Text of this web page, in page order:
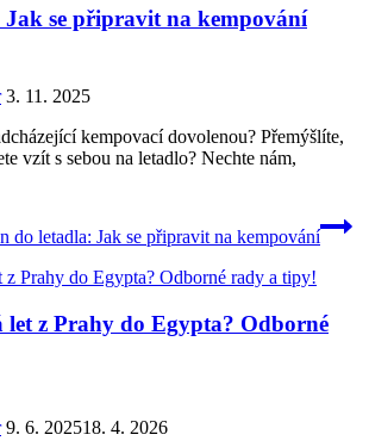
Jak se připravit na kempování
3. 11. 2025
kempovací dovolenou? Přemýšlíte,
vzít s sebou na letadlo? Nechte nám,
do letadla: Jak se připravit na kempování
z Prahy do Egypta? Odborné
9. 6. 202518. 4. 2026